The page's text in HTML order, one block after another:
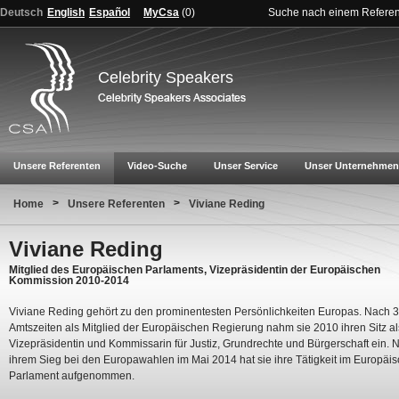
Deutsch English Español MyCsa (0) Suche nach einem
Celebrity Speakers
Unsere Referenten Video-Suche Unser Service Unser Unternehmen
Home > Unsere Referenten > Viviane Reding
Viviane Reding
Mitglied des Europäischen Parlaments, Vizepräsidentin der Europäischen
Kommission 2010-2014
Viviane Reding gehört zu den prominentesten Persönlichkeiten Europas. Nach 3
Amtszeiten als Mitglied der Europäischen Regierung nahm sie 2010 ihren Sitz
Vizepräsidentin und Kommissarin für Justiz, Grundrechte und Bürgerschaft ein.
ihrem Sieg bei den Europawahlen im Mai 2014 hat sie ihre Tätigkeit im
Parlament aufgenommen.